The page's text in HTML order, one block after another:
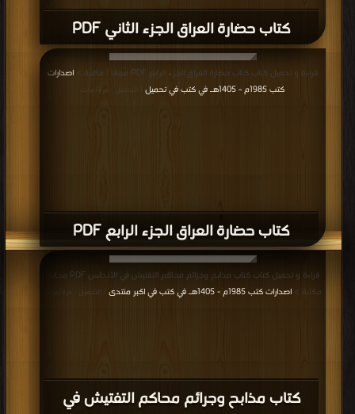
كتاب حضارة العراق الجزء الثاني PDF
كتاب حضارة العراق الجزء الرابع PDF
قراءة و تحميل كتاب كتاب حضارة العراق الجزء الرابع PDF مجانا | مكتبة >
اصدارات
كتب 1985م - 1405هـ في كتب في تحميل
| التحميل : مرة/مرات
كتاب مذابح وجرائم محاكم التفتيش في
قراءة و تحميل كتاب كتاب مذابح وجرائم محاكم التفتيش في الأندلس PDF مجانا |
مكتبة >اصدارات كتب 1985م - 1405هـ في كتب في اكبر منتدى | التحميل : مرة/مرات